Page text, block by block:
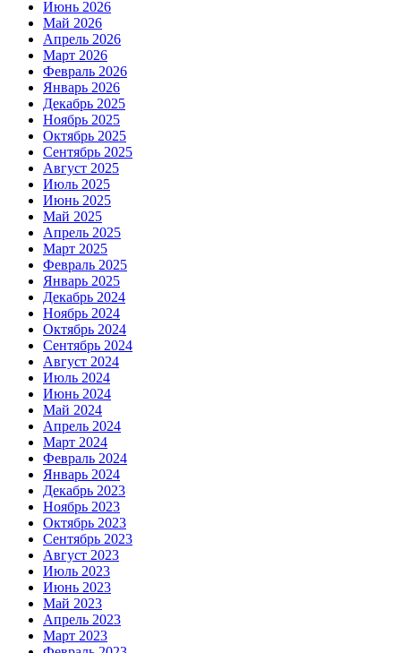
Июнь 2026
Май 2026
Апрель 2026
Март 2026
Февраль 2026
Январь 2026
Декабрь 2025
Ноябрь 2025
Октябрь 2025
Сентябрь 2025
Август 2025
Июль 2025
Июнь 2025
Май 2025
Апрель 2025
Март 2025
Февраль 2025
Январь 2025
Декабрь 2024
Ноябрь 2024
Октябрь 2024
Сентябрь 2024
Август 2024
Июль 2024
Июнь 2024
Май 2024
Апрель 2024
Март 2024
Февраль 2024
Январь 2024
Декабрь 2023
Ноябрь 2023
Октябрь 2023
Сентябрь 2023
Август 2023
Июль 2023
Июнь 2023
Май 2023
Апрель 2023
Март 2023